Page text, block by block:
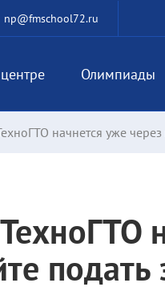
np@fmschool72.ru
Олимпиады
начнется уже
подать